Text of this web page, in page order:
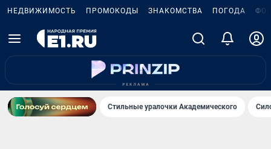
НЕДВИЖИМОСТЬ ПРОМОКОДЫ ЗНАКОМСТВА ПОГОДА
Стильные уралочки Академического